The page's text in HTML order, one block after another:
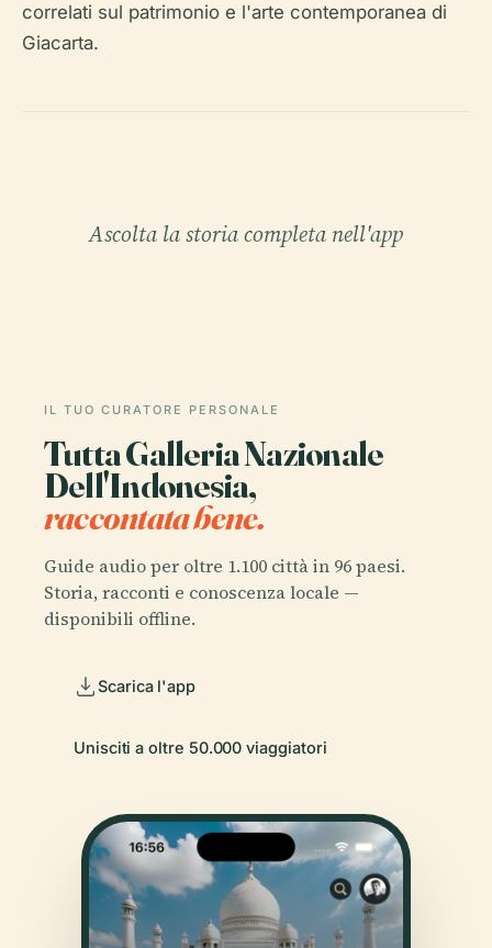
correlati sul patrimonio e l'arte contemporanea di
Giacarta.
Ascolta la storia completa nell'app
IL TUO CURATORE PERSONALE
Tutta Galleria Nazionale
Dell'Indonesia,
raccontata bene.
Guide audio per oltre 1.100 città in 96 paesi.
Storia, racconti e conoscenza locale —
disponibili offline.
Scarica l'app
Unisciti a oltre 50.000 viaggiatori